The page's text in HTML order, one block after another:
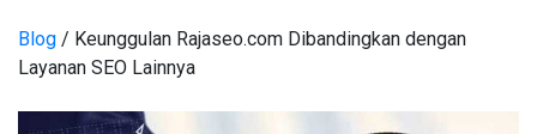
Blog / Keunggulan Rajaseo.com Dibandingkan dengan
Layanan SEO Lainnya